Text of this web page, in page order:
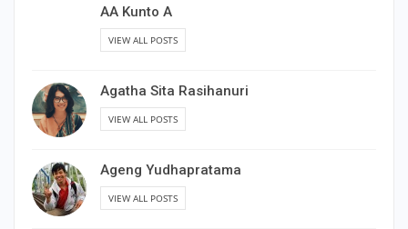
AA Kunto A
VIEW ALL POSTS
Agatha Sita Rasihanuri
VIEW ALL POSTS
Ageng Yudhapratama
VIEW ALL POSTS